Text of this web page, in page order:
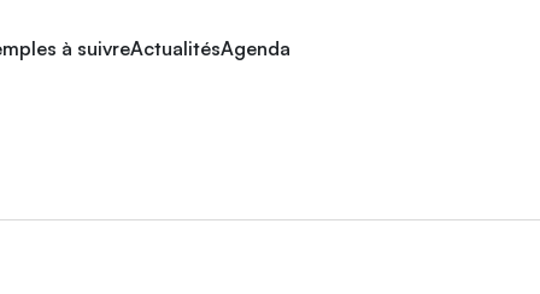
à suivreActualitésAgenda